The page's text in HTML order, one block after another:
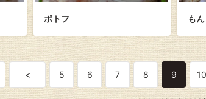
ポトフ も
< 5 6 7 8 9 10